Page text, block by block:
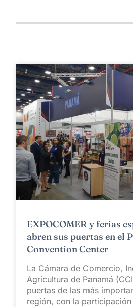
EXPOCOMER y ferias
abren sus puertas en el
Convention Center
La Cámara de Comercio,
Agricultura de Panamá
puertas de las más
región, con la